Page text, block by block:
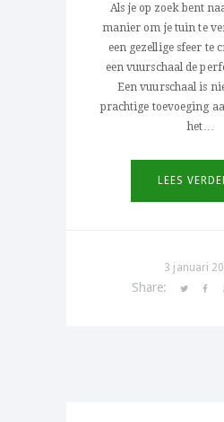
Als je op zoek bent
manier om je tuin te
een gezellige sfeer te
een vuurschaal de
Een vuurschaal is
prachtige toevoeging
het…
LEES
3 januari
Share: